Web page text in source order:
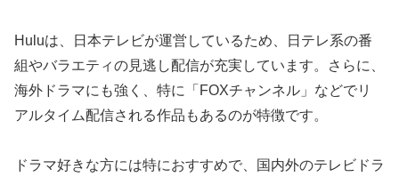
Huluは、日本テレビが運営しているため、日テレ系の番
組やバラエティの見逃し配信が充実しています。さらに、
海外ドラマにも強く、特に「FOXチャンネル」などでリ
アルタイム配信される作品もあるのが特徴です。
ドラマ好きな方には特におすすめで、国内外のテレビドラ